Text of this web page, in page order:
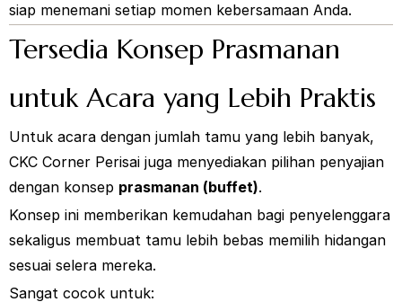
siap menemani setiap momen kebersamaan Anda.
Tersedia Konsep Prasmanan
untuk Acara yang Lebih Praktis
Untuk acara dengan jumlah tamu yang lebih banyak,
CKC Corner Perisai juga menyediakan pilihan penyajian
dengan konsep prasmanan (buffet).
Konsep ini memberikan kemudahan bagi penyelenggara
sekaligus membuat tamu lebih bebas memilih hidangan
sesuai selera mereka.
Sangat cocok untuk: